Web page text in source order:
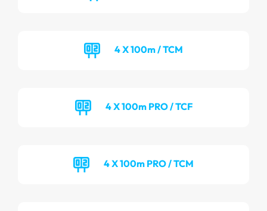
4 X 100m / TCM
4 X 100m PRO / TCF
4 X 100m PRO / TCM